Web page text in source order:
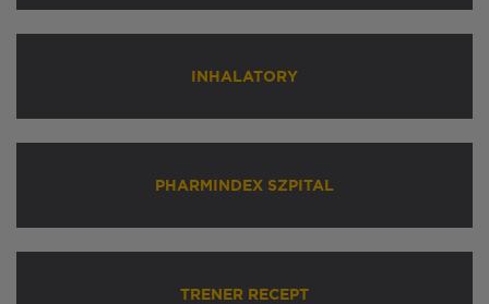
INHALATORY
PHARMINDEX SZPITAL
TRENER RECEPT